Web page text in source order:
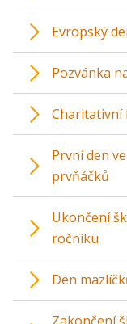
Evropský
Pozvánka
Charitativní
První den
prvňáčků
Ukončení
ročníku
Den